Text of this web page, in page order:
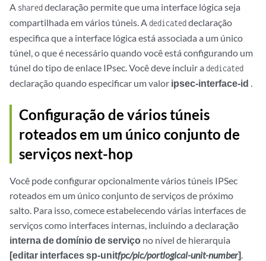
A shareddeclaração permite que uma interface lógica seja
compartilhada em vários túneis. A dedicateddeclaração
especifica que a interface lógica está associada a um único
túnel, o que é necessário quando você está configurando um
túnel do tipo de enlace IPsec. Você deve incluir a dedicated
declaração quando especificar um valor ipsec-interface-id
Configuração de vários túneis
roteados em um único conjunto de
serviços next-hop
Você pode configurar opcionalmente vários túneis IPSec
roteados em um único conjunto de serviços de próximo
salto. Para isso, comece estabelecendo várias interfaces de
serviços como interfaces internas, incluindo a declaração
interna de domínio de serviço no nível de hierarquia
[editar interfaces sp-unitfpc/pic/portlogical-unit-number]